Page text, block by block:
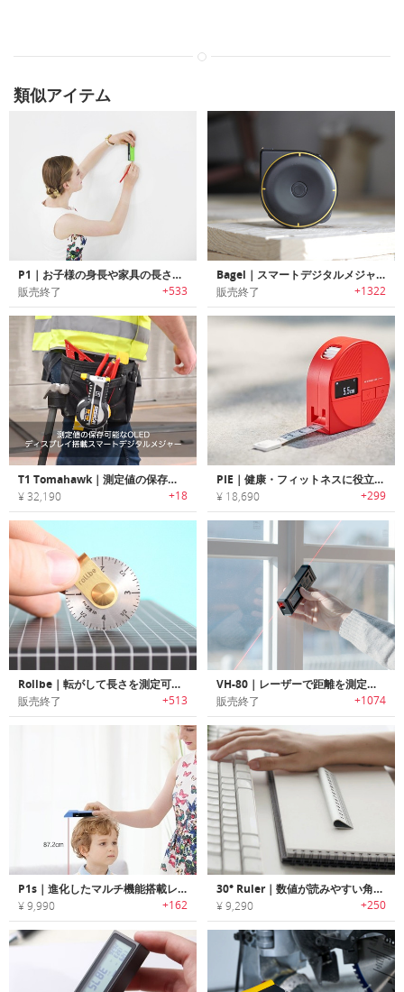
類似アイテム
P1｜お子様の身長や家具の長さを瞬時に計測可能なレーザー式スマートメジャー「ピーワン」
販売終了 +533
Bagel｜スマートデジタルメジャー「ベーグル」
販売終了 +1322
T1 Tomahawk｜測定値の保存可能なOLEDディスプレイ搭載スマートデジタルメジャー「T1トマホーク」
¥ 32,190 +18
PIE｜健康・フィットネスに役立つボディサイズ計測メジャー「パイ」
¥ 18,690 +299
Rollbe｜転がして長さを測定可能なポケットサイズメジャー「ローロービ」
販売終了 +513
VH-80｜レーザーで距離を測定可能なスマートメジャー「VH-80」
販売終了 +1074
P1s｜進化したマルチ機能搭載レーザー式スマートメジャー「ピーワンS」
¥ 9,990 +162
30° Ruler｜数値が読みやすい角度がついたルーラー「30°ルーラー」
¥ 9,290 +250